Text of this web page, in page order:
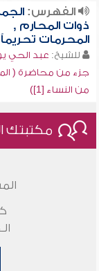
الفهرس:
ذوات المحارم ,
المحرمات
للشيخ: عبد الحي
جزء من محاضرة (
من النساء [1])
مكتبتك